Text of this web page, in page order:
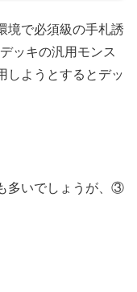
境で必須級の手札誘
ッキの汎用モンス
しようとするとデッ
多いでしょうが、③